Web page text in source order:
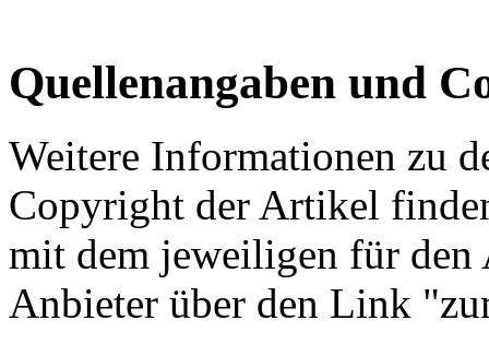
Quellenangaben und
Weitere Informationen zu
Copyright der Artikel
mit dem jeweiligen für
Anbieter über den Link